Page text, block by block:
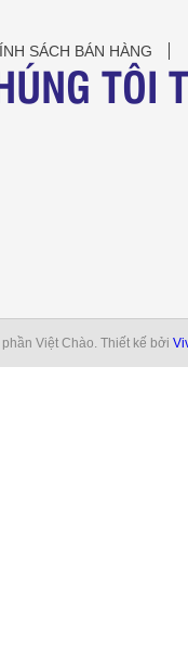
SÁCH BÁN HÀNG
TÔI
Việt Chào. Thiết kế bởi